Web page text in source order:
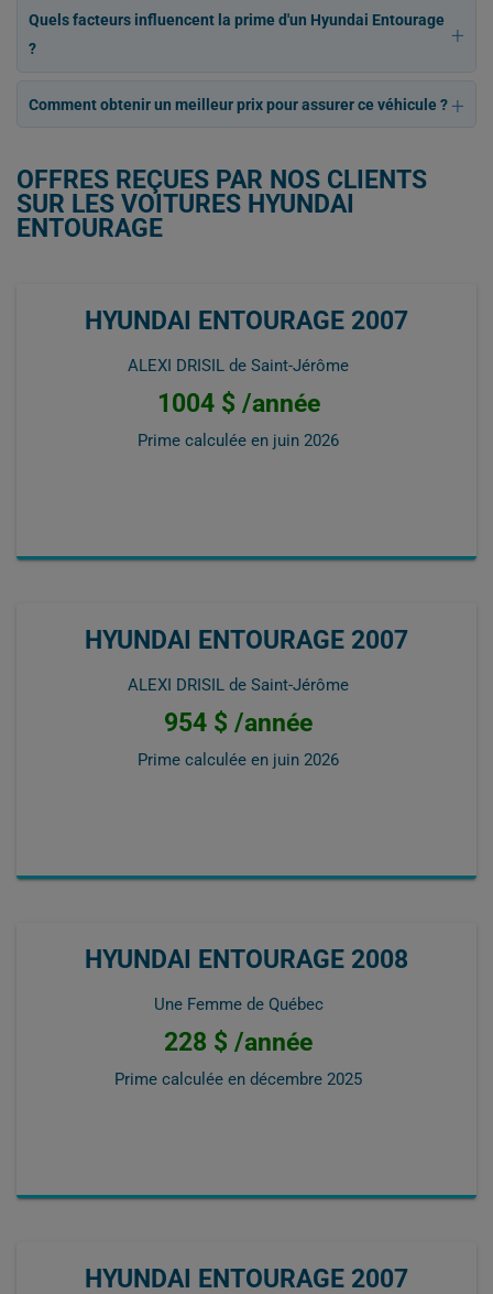
Quels facteurs influencent la prime d'un Hyundai Entourage
?
Comment obtenir un meilleur prix pour assurer ce véhicule ?
OFFRES REÇUES PAR NOS CLIENTS
SUR LES VOITURES HYUNDAI
ENTOURAGE
HYUNDAI ENTOURAGE 2007
ALEXI DRISIL de Saint-Jérôme
1004 $ /année
Prime calculée en juin 2026
HYUNDAI ENTOURAGE 2007
ALEXI DRISIL de Saint-Jérôme
954 $ /année
Prime calculée en juin 2026
HYUNDAI ENTOURAGE 2008
Une Femme de Québec
228 $ /année
Prime calculée en décembre 2025
HYUNDAI ENTOURAGE 2007